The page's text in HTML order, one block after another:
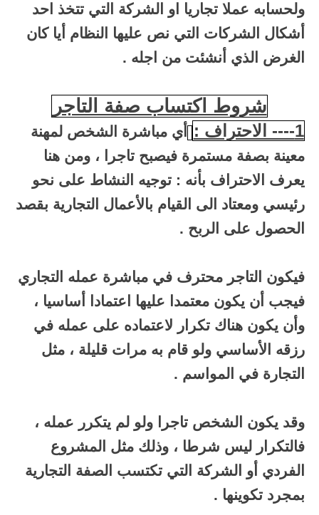
ولحسابه عملا تجاريا او الشركة التي تتخذ احد
أشكال الشركات التي نص عليها النظام أيا كان
الغرض الذي أنشئت من اجله .
شروط اكتساب صفة التاجر
1---- الاحتراف :
أي مباشرة الشخص لمهنة
معينة بصفة مستمرة فيصبح تاجرا ، ومن هنا
يعرف الاحتراف بأنه : توجيه النشاط على نحو
رئيسي ومعتاد الى القيام بالأعمال التجارية بقصد
الحصول على الربح .
فيكون التاجر محترف في مباشرة عمله التجاري
فيجب أن يكون معتمدا عليها اعتمادا أساسيا ،
وأن يكون هناك تكرار لاعتماده على عمله في
رزقه الأساسي ولو قام به مرات قليلة ، مثل
التجارة في المواسم .
وقد يكون الشخص تاجرا ولو لم يتكرر عمله ،
فالتكرار ليس شرطا ، وذلك مثل المشروع
الفردي أو الشركة التي تكتسب الصفة التجارية
بمجرد تكوينها .